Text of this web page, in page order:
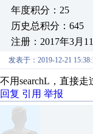
年度积分：25
历史总积分：645
注册：2017年3月
发表于：2019-12-21
不用searchL，直接
回复 引用 举报